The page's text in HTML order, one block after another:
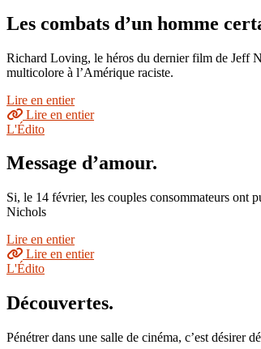
Les combats d’un homme
Richard Loving, le héros du dernier film de Jeff
multicolore à l’Amérique raciste.
Lire en entier
Lire en entier
L'Édito
Message d’amour.
Si, le 14 février, les couples consommateurs ont
Nichols
Lire en entier
Lire en entier
L'Édito
Découvertes.
Pénétrer dans une salle de cinéma, c’est désirer